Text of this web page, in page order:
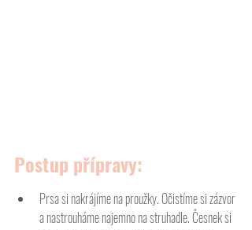
Postup přípravy:
Prsa si nakrájíme na proužky. Očistíme si zázvor
a nastrouháme najemno na struhadle. Česnek si